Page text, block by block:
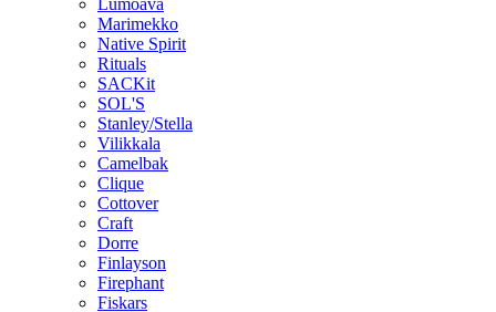
Lumoava
Marimekko
Native Spirit
Rituals
SACKit
SOL'S
Stanley/Stella
Vilikkala
Camelbak
Clique
Cottover
Craft
Dorre
Finlayson
Firephant
Fiskars